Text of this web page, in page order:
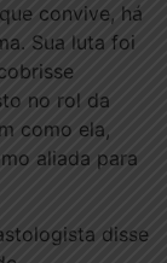
convive, há
Sua luta foi
no rol da
como ela,
aliada para
disse